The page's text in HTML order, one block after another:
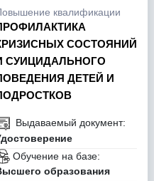
квалификации
СОСТОЯНИЙ
СУИЦИДАЛЬНОГО
ДЕТЕЙ И
Выдаваемый документ:
Обучение на базе:
образования